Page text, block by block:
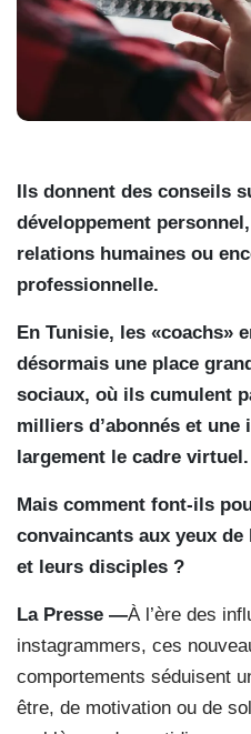
Ils donnent des conseils
développement
relations humaines ou
professionnelle.
En Tunisie, les «coachs»
désormais une place
sociaux, où ils cumulent
milliers d’abonnés et une
largement le cadre virtuel.
Mais comment font-ils
convaincants aux yeux
et leurs disciples ?
La Presse —À l’ère des
instagrammers, ces
comportements séduisent
être, de motivation ou de